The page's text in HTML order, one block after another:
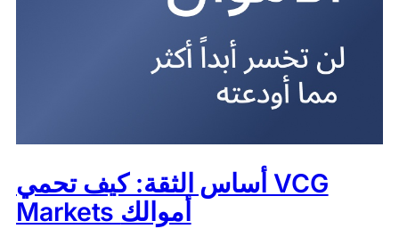
أساس الثقة: كيف تحمي VCG
Markets أموالك